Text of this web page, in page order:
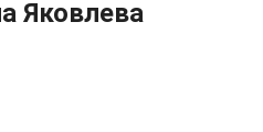
Яковлева